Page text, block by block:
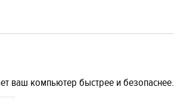
ваш компьютер быстрее и безопаснее.